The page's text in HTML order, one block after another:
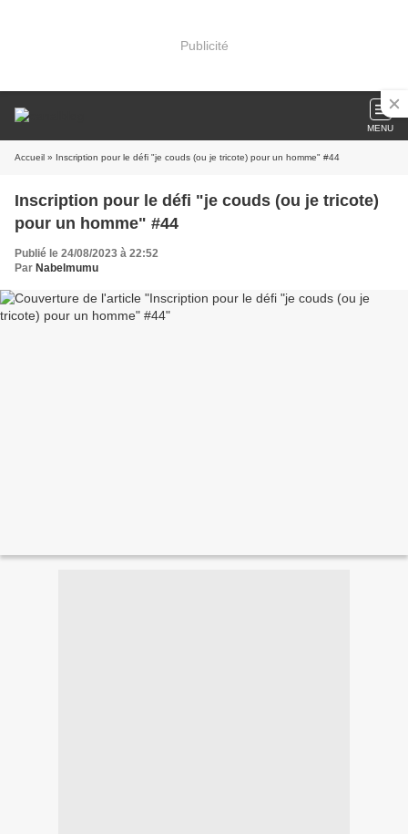
Publicité
MENU
Accueil » Inscription pour le défi "je couds (ou je tricote) pour un homme" #44
Inscription pour le défi "je couds (ou je tricote)
pour un homme" #44
Publié le 24/08/2023 à 22:52
Par Nabelmumu